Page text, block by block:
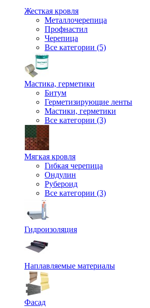
Жесткая кровля
Металлочерепица
Профнастил
Черепица
Все категории (5)
Мастика, герметики
Битум
Герметизирующие ленты
Мастики, герметики
Все категории (3)
Мягкая кровля
Гибкая черепица
Ондулин
Рубероид
Все категории (3)
Гидроизоляция
Наплавляемые материалы
Фасад